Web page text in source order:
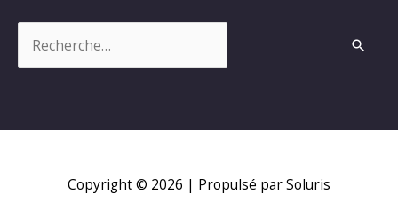
Copyright © 2026 | Propulsé par Soluris